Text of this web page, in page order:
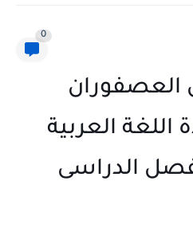
0
اللغة العربية
الدراسى